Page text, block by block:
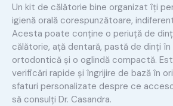
Un kit de călătorie bine organizat îți
igienă orală corespunzătoare,
Acesta poate conține o periuță de
călătorie, ață dentară, pastă de dinți
ortodontică și o oglindă compactă.
verificări rapide și îngrijire de bază în
sfaturi personalizate despre ce
să consulți Dr. Casandra.